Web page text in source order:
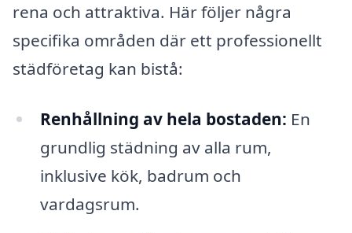
rena och attraktiva. Här följer några
specifika områden där ett professionellt
städföretag kan bistå:
Renhållning av hela bostaden: En
grundlig städning av alla rum,
inklusive kök, badrum och
vardagsrum.